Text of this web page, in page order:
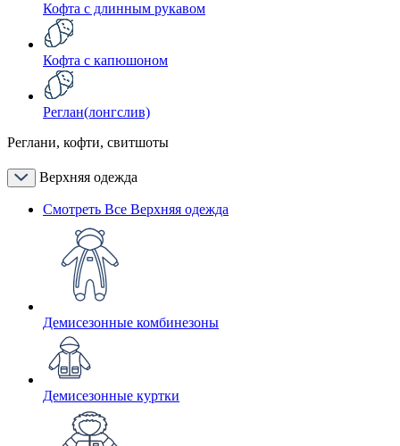
Кофта с длинным рукавом
Кофта с капюшоном
Реглан(лонгслив)
Реглани, кофти, свитшоты
Верхняя одежда
Смотреть Все Верхняя одежда
Демисезонные комбинезоны
Демисезонные куртки